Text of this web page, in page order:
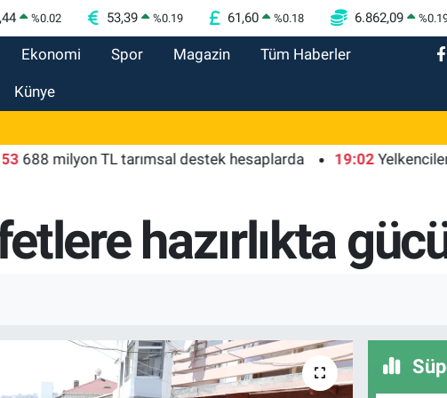
%0.02 53,39 %0.19 61,60 %0.18 6.862,09 %
Ekonomi Spor Magazin Tüm Haberler
Künye
TL tarımsal destek hesaplarda 19:02 Yelkencilerin
hazırlıkta